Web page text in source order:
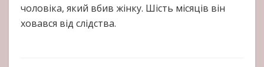
чоловіка, який вбив жінку. Шість місяців він
ховався від слідства.